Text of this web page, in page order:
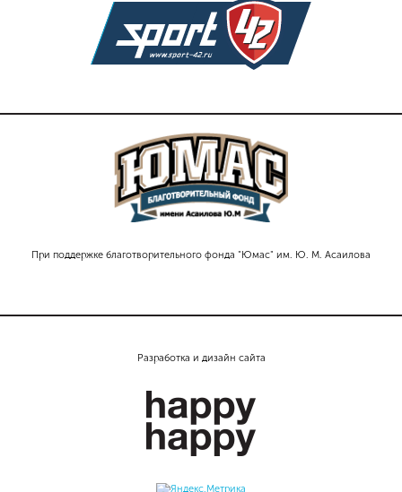
При поддержке благотворительного фонда "Юмас" им. Ю. М. Асаилова
Разработка и дизайн сайта